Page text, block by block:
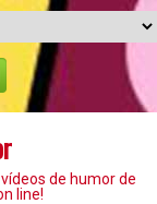
de humor de
line!